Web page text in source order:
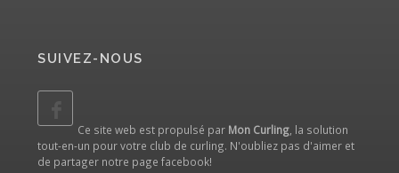
SUIVEZ-NOUS
Ce site web est propulsé par Mon Curling, la solution
tout-en-un pour votre club de curling. N'oubliez pas d'aimer et
de partager notre page facebook!